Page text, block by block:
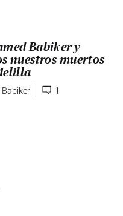
Babiker y
nuestros muertos
1